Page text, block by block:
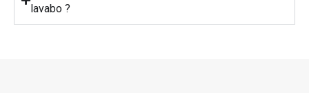
lavabo ?